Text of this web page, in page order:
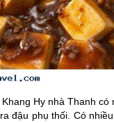
Hy nhà Thanh
đậu phụ thối. Có